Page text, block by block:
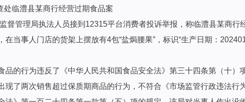
处临澧县某商行经营过期食品案
督管理局执法人员接到12315平台消费者投诉举报，称临澧县某商行
在当事人门店的货架上摆放有4包“盐焗腰果”，标识“生产日期：
品的行为违反了《中华人民共和国食品安全法》第三十四条第（十
现了两次销售超过保质期商品的行为，不符合《市场监管行政违法行